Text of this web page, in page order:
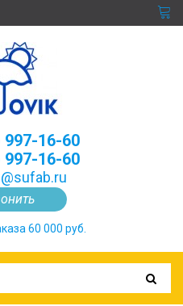
997-16-60
997-16-60
60 000 руб.